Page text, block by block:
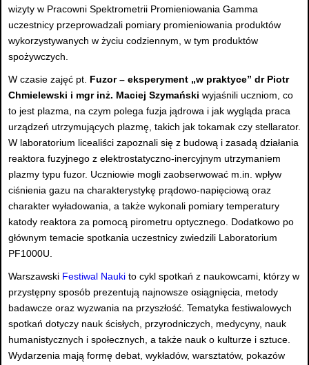
wizyty w Pracowni Spektrometrii Promieniowania Gamma
uczestnicy przeprowadzali pomiary promieniowania produktów
wykorzystywanych w życiu codziennym, w tym produktów
spożywczych.
W czasie zajęć pt. Fuzor – eksperyment „w praktyce” dr Piotr
Chmielewski i mgr inż. Maciej Szymański wyjaśnili uczniom, co
to jest plazma, na czym polega fuzja jądrowa i jak wygląda praca
urządzeń utrzymujących plazmę, takich jak tokamak czy stellarator.
W laboratorium licealiści zapoznali się z budową i zasadą działania
reaktora fuzyjnego z elektrostatyczno-inercyjnym utrzymaniem
plazmy typu fuzor. Uczniowie mogli zaobserwować m.in. wpływ
ciśnienia gazu na charakterystykę prądowo-napięciową oraz
charakter wyładowania, a także wykonali pomiary temperatury
katody reaktora za pomocą pirometru optycznego. Dodatkowo po
głównym temacie spotkania uczestnicy zwiedzili Laboratorium
PF1000U.
Warszawski Festiwal Nauki to cykl spotkań z naukowcami, którzy w
przystępny sposób prezentują najnowsze osiągnięcia, metody
badawcze oraz wyzwania na przyszłość. Tematyka festiwalowych
spotkań dotyczy nauk ścisłych, przyrodniczych, medycyny, nauk
humanistycznych i społecznych, a także nauk o kulturze i sztuce.
Wydarzenia mają formę debat, wykładów, warsztatów, pokazów